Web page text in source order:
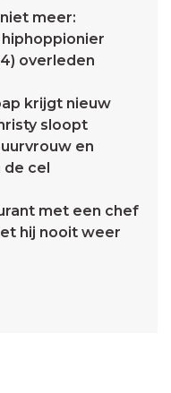
meer:
overleden
krijgt nieuw
sloopt
en
cel
met een chef
hij nooit weer